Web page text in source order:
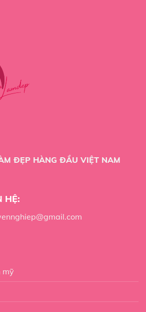
ĐẸP HÀNG ĐẦU VIỆT NAM
HỆ:
mỹ